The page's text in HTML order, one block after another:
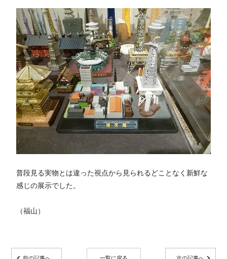
普段見る実物とは違った視点から見られるどことなく新鮮な
感じの展示でした。
（福山）
前の記事へ 一覧に戻る 次の記事へ